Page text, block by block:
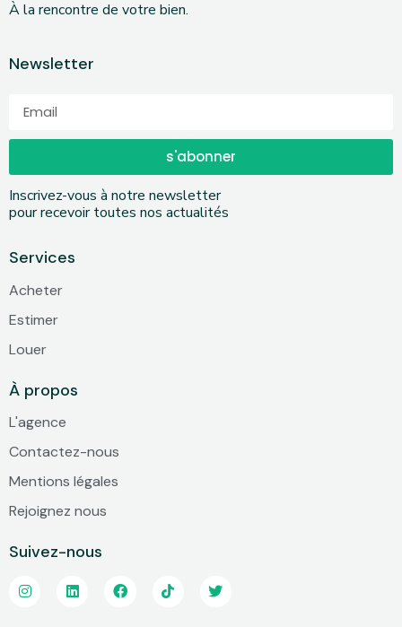
À la rencontre de votre bien.
Newsletter
s'abonner
Inscrivez-vous à notre newsletter
pour recevoir toutes nos actualités
Services
Acheter
Estimer
Louer
À propos
L'agence
Contactez-nous
Mentions légales
Rejoignez nous
Suivez-nous